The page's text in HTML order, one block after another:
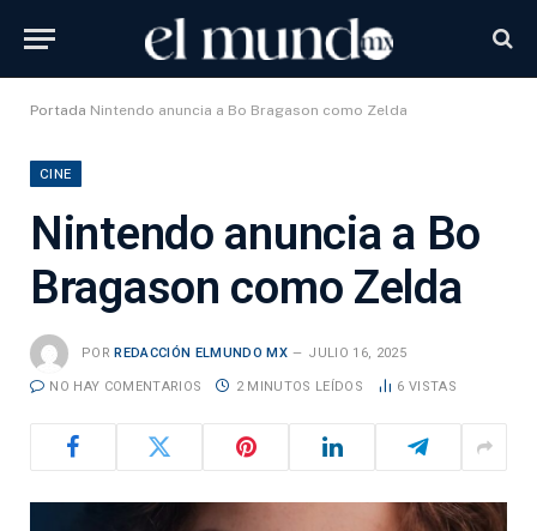
Portada Nintendo anuncia a Bo Bragason como Zelda
CINE
Nintendo anuncia a Bo
Bragason como Zelda
POR REDACCIÓN ELMUNDO MX JULIO 16, 2025
NO HAY COMENTARIOS 2 MINUTOS LEÍDOS 6 VISTAS